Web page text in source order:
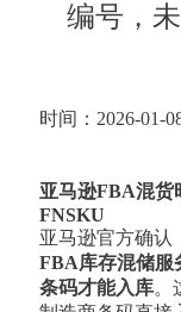
编号，
时间：2026-01-
亚马逊FBA混货
FNSKU
亚马逊官方确认
FBA库存混储服
条码才能入库。